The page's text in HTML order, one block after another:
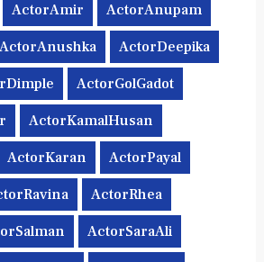
ActorAmir ActorAnupam
ActorAnushka ActorDeepika
ActorGolGadot
ActorKamalHusan
ActorKaran ActorPayal
ActorRhea
ActorSaraAli